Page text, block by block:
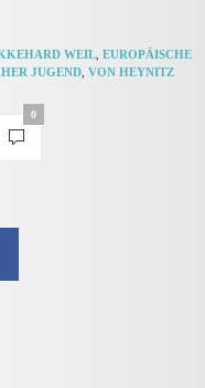
WEIL EUROPÄISCHE
JUGEND VON HEYNITZ
0